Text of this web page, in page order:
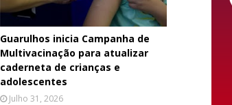
Guarulhos inicia Campanha de
Multivacinação para atualizar
caderneta de crianças e
adolescentes
Julho 31, 2026